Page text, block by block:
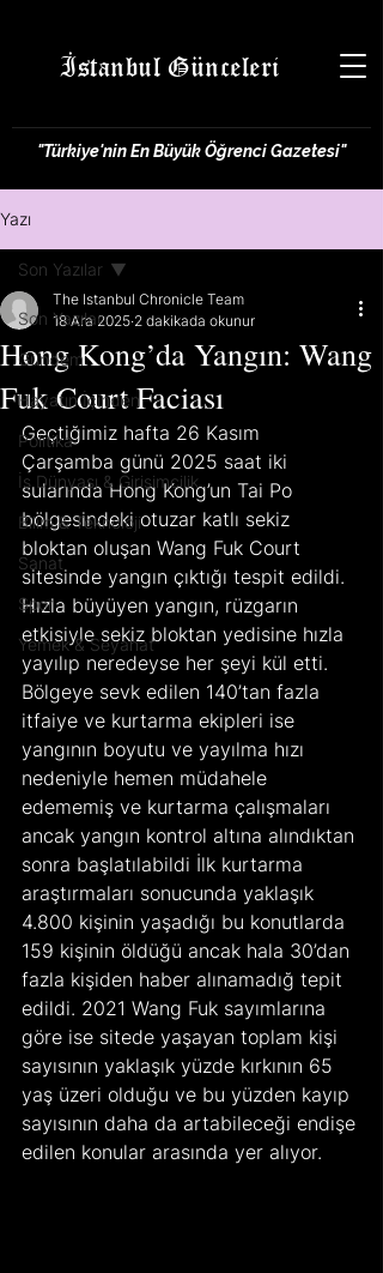
İstanbul Günceleri
"Türkiye'nin En Büyük Öğrenci Gazetesi"
Yazı
Son Yazılar
Gündem
Hayatın İçinden
Politika
İş Dünyası & Girişimcilik
Bilim & Teknoloji
Sanat
Spor
Yemek & Seyahat
Son Yazılar
Hong Kong’da Yangın: Wang
Fuk Court Faciası
The Istanbul Chronicle Team
18 Ara 2025 2 dakikada okunur
Geçtiğimiz hafta 26 Kasım
Çarşamba günü 2025 saat iki
sularında Hong Kong’un Tai Po
bölgesindeki otuzar katlı sekiz
bloktan oluşan Wang Fuk Court
sitesinde yangın çıktığı tespit edildi.
Hızla büyüyen yangın, rüzgarın
etkisiyle sekiz bloktan yedisine hızla
yayılıp neredeyse her şeyi kül etti.
Bölgeye sevk edilen 140’tan fazla
itfaiye ve kurtarma ekipleri ise
yangının boyutu ve yayılma hızı
nedeniyle hemen müdahele
edememiş ve kurtarma çalışmaları
ancak yangın kontrol altına alındıktan
sonra başlatılabildi İlk kurtarma
araştırmaları sonucunda yaklaşık
4.800 kişinin yaşadığı bu konutlarda
159 kişinin öldüğü ancak hala 30’dan
fazla kişiden haber alınamadığ tepit
edildi. 2021 Wang Fuk sayımlarına
göre ise sitede yaşayan toplam kişi
sayısının yaklaşık yüzde kırkının 65
yaş üzeri olduğu ve bu yüzden kayıp
sayısının daha da artabileceği endişe
edilen konular arasında yer alıyor.